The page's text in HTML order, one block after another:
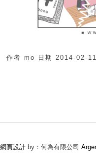
作者 mo 日期2014-02-11
網頁設計 by：何為有限公司